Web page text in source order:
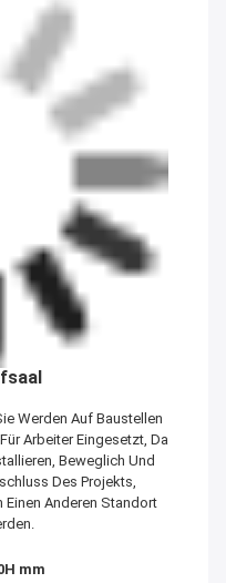
Werden Auf Baustellen
Arbeiter Eingesetzt, Da
Beweglich Und
Des Projekts,
Einen Anderen Standort
mm